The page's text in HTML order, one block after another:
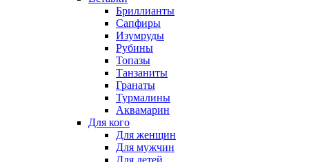
Бриллианты
Сапфиры
Изумруды
Рубины
Топазы
Танзаниты
Гранаты
Турмалины
Аквамарин
Для кого
Для женщин
Для мужчин
Для детей